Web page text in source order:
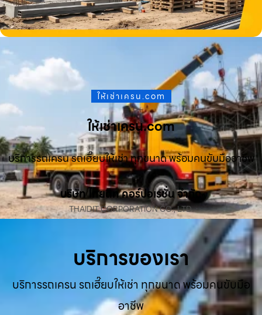
ให้เช่าเครน.com
ให้เช่าเครน.com
บริการรถเครน รถเฮี๊ยบให้เช่า ทุกขนาด พร้อมคนขับมืออาชีพ
บริษัท ไทยดิท คอร์ปอเรชั่น จำกัด
THAIDIT CORPORATION CO., LTD.
บริการของเรา
บริการรถเครน รถเฮี๊ยบให้เช่า ทุกขนาด พร้อมคนขับมือ
อาชีพ